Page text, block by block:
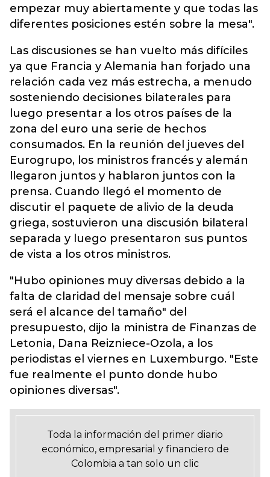
empezar muy abiertamente y que todas las
diferentes posiciones estén sobre la mesa".
Las discusiones se han vuelto más difíciles
ya que Francia y Alemania han forjado una
relación cada vez más estrecha, a menudo
sosteniendo decisiones bilaterales para
luego presentar a los otros países de la
zona del euro una serie de hechos
consumados. En la reunión del jueves del
Eurogrupo, los ministros francés y alemán
llegaron juntos y hablaron juntos con la
prensa. Cuando llegó el momento de
discutir el paquete de alivio de la deuda
griega, sostuvieron una discusión bilateral
separada y luego presentaron sus puntos
de vista a los otros ministros.
"Hubo opiniones muy diversas debido a la
falta de claridad del mensaje sobre cuál
será el alcance del tamaño" del
presupuesto, dijo la ministra de Finanzas de
Letonia, Dana Reizniece-Ozola, a los
periodistas el viernes en Luxemburgo. "Este
fue realmente el punto donde hubo
opiniones diversas".
Toda la información del primer diario
económico, empresarial y financiero de
Colombia a tan solo un clic